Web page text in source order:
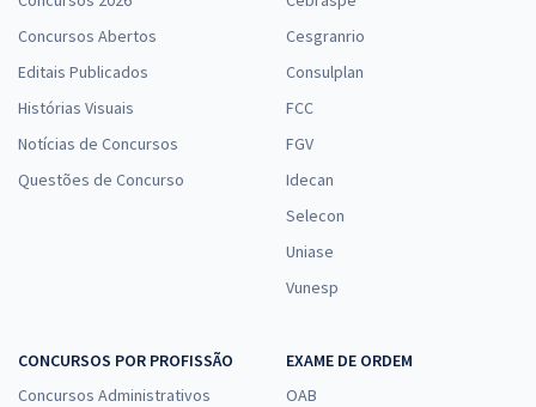
Concursos Abertos
Editais Publicados
Histórias Visuais
Notícias de Concursos
Questões de Concurso
Cesgranrio
Consulplan
FCC
FGV
Idecan
Selecon
Uniase
Vunesp
CONCURSOS POR PROFISSÃO
Concursos Administrativos
EXAME DE ORDEM
OAB